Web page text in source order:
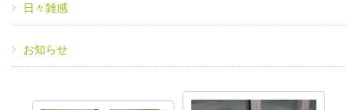
日々雑感
お知らせ